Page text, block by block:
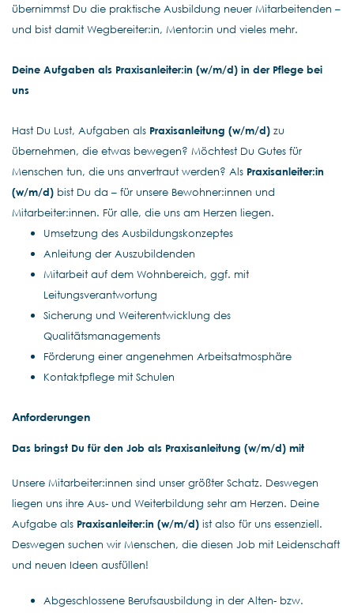
übernimmst Du die praktische Ausbildung neuer Mitarbeitenden –
und bist damit Wegbereiter:in, Mentor:in und vieles mehr.
Deine Aufgaben als Praxisanleiter:in (w/m/d) in der Pflege bei
uns
Hast Du Lust, Aufgaben als Praxisanleitung (w/m/d) zu
übernehmen, die etwas bewegen? Möchtest Du Gutes für
Menschen tun, die uns anvertraut werden? Als Praxisanleiter:in
(w/m/d) bist Du da – für unsere Bewohner:innen und
Mitarbeiter:innen. Für alle, die uns am Herzen liegen.
Umsetzung des Ausbildungskonzeptes
Anleitung der Auszubildenden
Mitarbeit auf dem Wohnbereich, ggf. mit
Leitungsverantwortung
Sicherung und Weiterentwicklung des
Qualitätsmanagements
Förderung einer angenehmen Arbeitsatmosphäre
Kontaktpflege mit Schulen
Anforderungen
Das bringst Du für den Job als Praxisanleitung (w/m/d) mit
Unsere Mitarbeiter:innen sind unser größter Schatz. Deswegen
liegen uns ihre Aus- und Weiterbildung sehr am Herzen. Deine
Aufgabe als Praxisanleiter:in (w/m/d) ist also für uns essenziell.
Deswegen suchen wir Menschen, die diesen Job mit Leidenschaft
und neuen Ideen ausfüllen!
Abgeschlossene Berufsausbildung in der Alten- bzw.